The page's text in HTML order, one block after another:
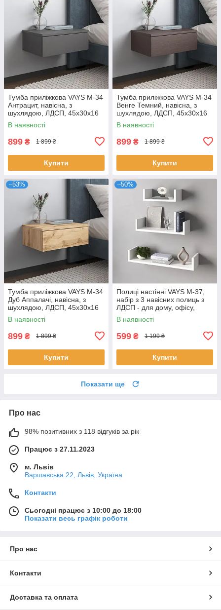
Тумба приліжкова VAYS M-34
Антрацит, навісна, з
шухлядою, ЛДСП, 45х30х16
см – для спальні
В наявності
899 ₴ 1 899 ₴
Купити
Тумба приліжкова VAYS M-34
Венге Темний, навісна, з
шухлядою, ЛДСП, 45х30х16
см – для спальні
В наявності
899 ₴ 1 899 ₴
Купити
–53%
Тумба приліжкова VAYS M-34
Дуб Аппалачі, навісна, з
шухлядою, ЛДСП, 45х30х16
см – для спальні
В наявності
899 ₴ 1 899 ₴
Купити
–50%
Полиці настінні VAYS M-37,
набір з 3 навісних полиць з
ЛДСП - для дому, офісу,
вітальні
В наявності
599 ₴ 1 199 ₴
Купити
Показати ще
Про нас
98% позитивних з 118 відгуків за рік
Працює з 27.11.2023
м. Львів
Варшавська 22, Львів, Україна
Контакти
Сьогодні працює з 10:00 до 18:00
Показати весь графік роботи
Про нас
Контакти
Доставка та оплата